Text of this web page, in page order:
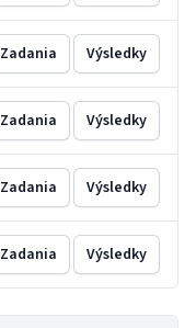
Zadania Výsledky
Zadania Výsledky
Zadania Výsledky
Zadania Výsledky